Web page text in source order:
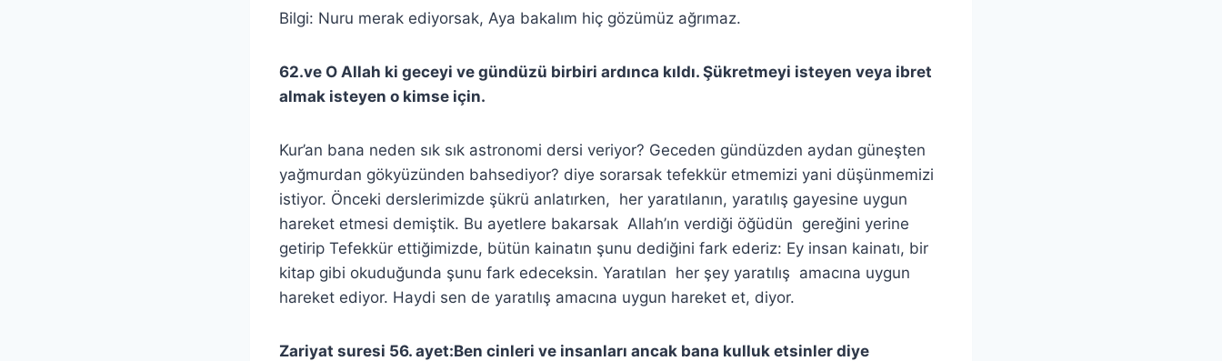
Bilgi: Nuru merak ediyorsak, Aya bakalım hiç gözümüz ağrımaz.
62.ve O Allah ki geceyi ve gündüzü birbiri ardınca kıldı. Şükretmeyi isteyen veya ibret
almak isteyen o kimse için.
Kur’an bana neden sık sık astronomi dersi veriyor? Geceden gündüzden aydan güneşten
yağmurdan gökyüzünden bahsediyor? diye sorarsak tefekkür etmemizi yani düşünmemizi
istiyor. Önceki derslerimizde şükrü anlatırken, her yaratılanın, yaratılış gayesine uygun
hareket etmesi demiştik. Bu ayetlere bakarsak Allah’ın verdiği öğüdün gereğini yerine
getirip Tefekkür ettiğimizde, bütün kainatın şunu dediğini fark ederiz: Ey insan kainatı, bir
kitap gibi okuduğunda şunu fark edeceksin. Yaratılan her şey yaratılış amacına uygun
hareket ediyor. Haydi sen de yaratılış amacına uygun hareket et, diyor.
Zariyat suresi 56. ayet:Ben cinleri ve insanları ancak bana kulluk etsinler diye